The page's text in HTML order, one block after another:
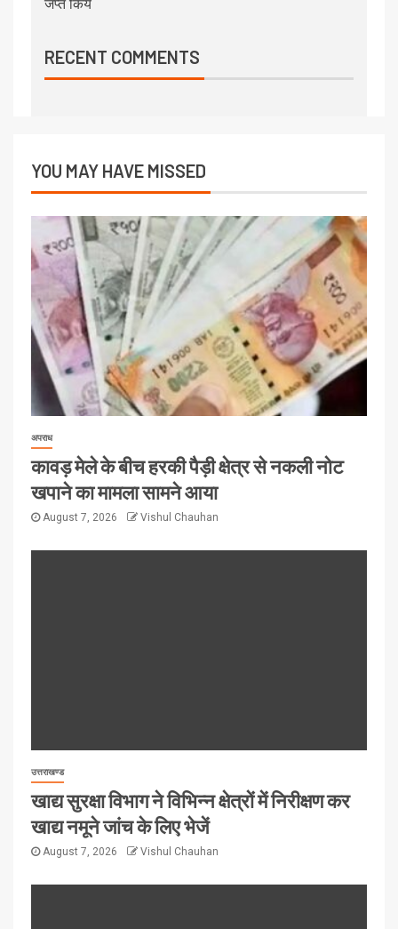
जप्त किये
RECENT COMMENTS
YOU MAY HAVE MISSED
अपराध
कावड़ मेले के बीच हरकी पैड़ी क्षेत्र से नकली नोट
खपाने का मामला सामने आया
August 7, 2026 Vishul Chauhan
उत्तराखण्ड
खाद्य सुरक्षा विभाग ने विभिन्न क्षेत्रों में निरीक्षण कर
खाद्य नमूने जांच के लिए भेजें
August 7, 2026 Vishul Chauhan